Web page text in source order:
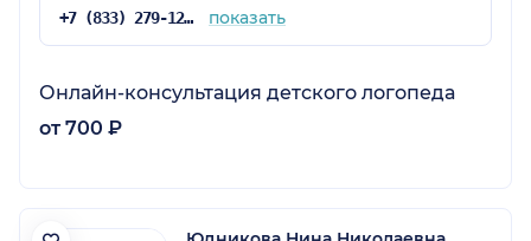
+7 (833) 279-12-71 показать
Онлайн-консультация детского логопеда
от 700 ₽